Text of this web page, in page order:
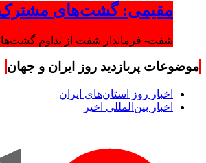
مقیمی: گشت‌های مشترک
شفت- فرماندار شفت از تداوم
موضوعات پربازدید روز ایران و جهان
اخبار روز استان‌های ایران
اخبار بین‌المللی اخیر